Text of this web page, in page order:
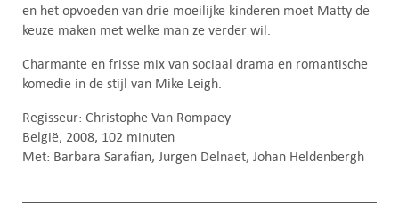
en het opvoeden van drie moeilijke kinderen moet Matty de
keuze maken met welke man ze verder wil.
Charmante en frisse mix van sociaal drama en romantische
komedie in de stijl van Mike Leigh.
Regisseur: Christophe Van Rompaey
België, 2008, 102 minuten
Met: Barbara Sarafian, Jurgen Delnaet, Johan Heldenbergh